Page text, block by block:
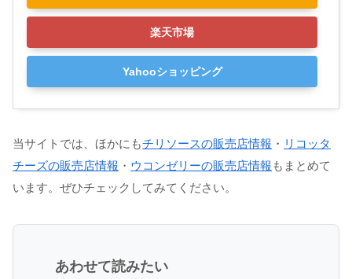
楽天市場
Yahooショッピング
当サイトでは、ほかにもチリソースの販売店情報 ・ リコッタ
チーズの販売店情報 ・ ウコンゼリーの販売店情報 もまとめて
います。ぜひチェックしてみてください。
あわせて読みたい